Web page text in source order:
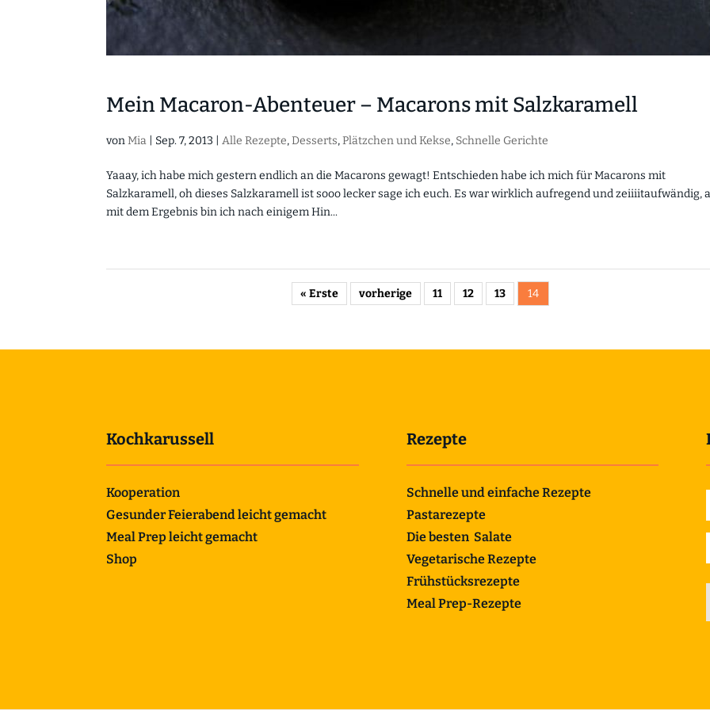
Mein Macaron-Abenteuer – Macarons mit Salzkaramell
vonMia Sep. 7, 2013 |Alle Rezepte,Desserts,Plätzchen und Kekse, Schnelle Gerichte
Yaaay, ich habe mich gestern endlich an die Macarons gewagt! Entschieden habe ich mich für Macarons mit
Salzkaramell, oh dieses Salzkaramell ist sooo lecker sage ich euch. Es war wirklich aufregend und zeiiiitaufwändig,
mit dem Ergebnis bin ich nach einigem Hin...
« Erste vorherige 11 12 13 14
Kochkarussell
Kooperation
Gesunder Feierabend leicht gemacht
Meal Prep leicht gemacht
Shop
Rezepte
Schnelle und einfache Rezepte
Pastarezepte
Die besten Salate
Vegetarische Rezepte
Frühstücksrezepte
Meal Prep-Rezepte